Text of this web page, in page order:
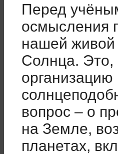
Перед
осмысления
нашей живой
Солнца. Это,
организацию
вопрос – о
на Земле,
планетах,